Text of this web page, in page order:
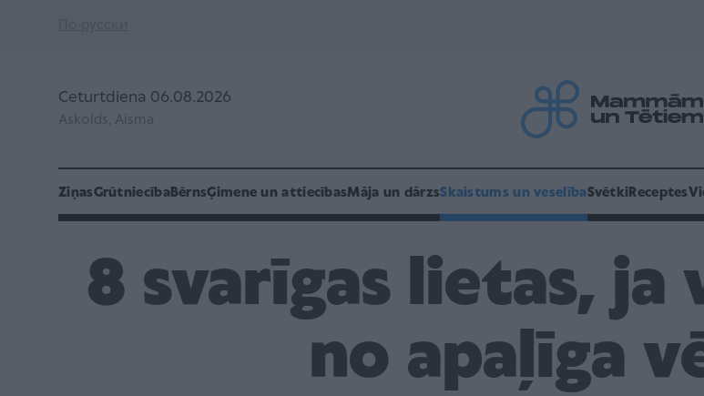
Ceturtdiena 06.08.2026
Askolds, Aisma
ZiņasGrūtniecībaBērnsĢimene un attiecībasMāja un dārzsSkaistums un veselībaSvētki Receptes
8 svarīgas lietas,
no apaļīga